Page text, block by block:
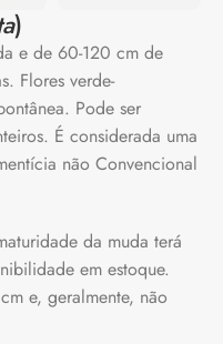
)
e de 60-120 cm de
Flores verde-
Pode ser
É considerada uma
não Convencional
da muda terá
em estoque.
e, geralmente, não